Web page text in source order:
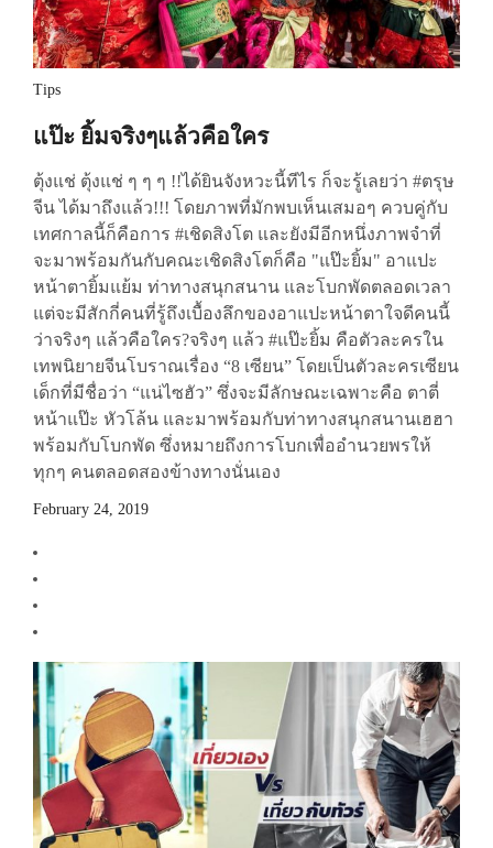
Tips
แป๊ะ ยิ้มจริงๆแล้วคือใคร
ตุ้งแช่ ตุ้งแช่ ๆ ๆ ๆ !!ได้ยินจังหวะนี้ทีไร ก็จะรู้เลยว่า #ตรุษ
จีน ได้มาถึงแล้ว!!! โดยภาพที่มักพบเห็นเสมอๆ ควบคู่กับ
เทศกาลนี้ก็คือการ #เชิดสิงโต และยังมีอีกหนึ่งภาพจำที่
จะมาพร้อมกันกับคณะเชิดสิงโตก็คือ "แป๊ะยิ้ม" อาแปะ
หน้าตายิ้มแย้ม ท่าทางสนุกสนาน และโบกพัดตลอดเวลา
แต่จะมีสักกี่คนที่รู้ถึงเบื้องลึกของอาแปะหน้าตาใจดีคนนี้
ว่าจริงๆ แล้วคือใคร?จริงๆ แล้ว #แป๊ะยิ้ม คือตัวละครใน
เทพนิยายจีนโบราณเรื่อง “8 เซียน” โดยเป็นตัวละครเซียน
เด็กที่มีชื่อว่า “แน่ไซฮัว” ซึ่งจะมีลักษณะเฉพาะคือ ตาตี่
หน้าแป๊ะ หัวโล้น และมาพร้อมกับท่าทางสนุกสนานเฮฮา
พร้อมกับโบกพัด ซึ่งหมายถึงการโบกเพื่ออำนวยพรให้
ทุกๆ คนตลอดสองข้างทางนั่นเอง
February 24, 2019